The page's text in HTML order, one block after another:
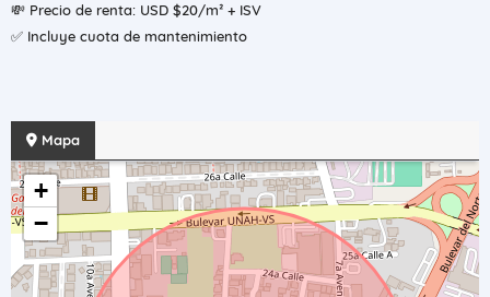
💸 Precio de renta: USD $20/m² + ISV
✅ Incluye cuota de mantenimiento
Mapa
+
−